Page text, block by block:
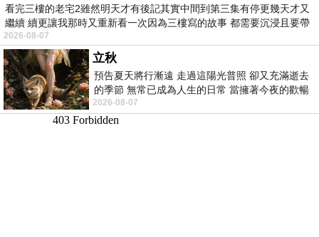
看完三樓的老宅2雖然明天才有後記其實中間到第三集有停更幾天才又
繼續 續更讓我那時又重新看一次因為三樓寫的故事 都需要沉浸且要帶
有
2026-08-07
立秋
預告夏天將行漸遠 走過這陽光普照 卻又充滿逝去
的季節 無常已成為人生的日常 當擁著今夜的歡暢
舒心 轉眼驟成昨日 而明晨 太陽
2026-08-07